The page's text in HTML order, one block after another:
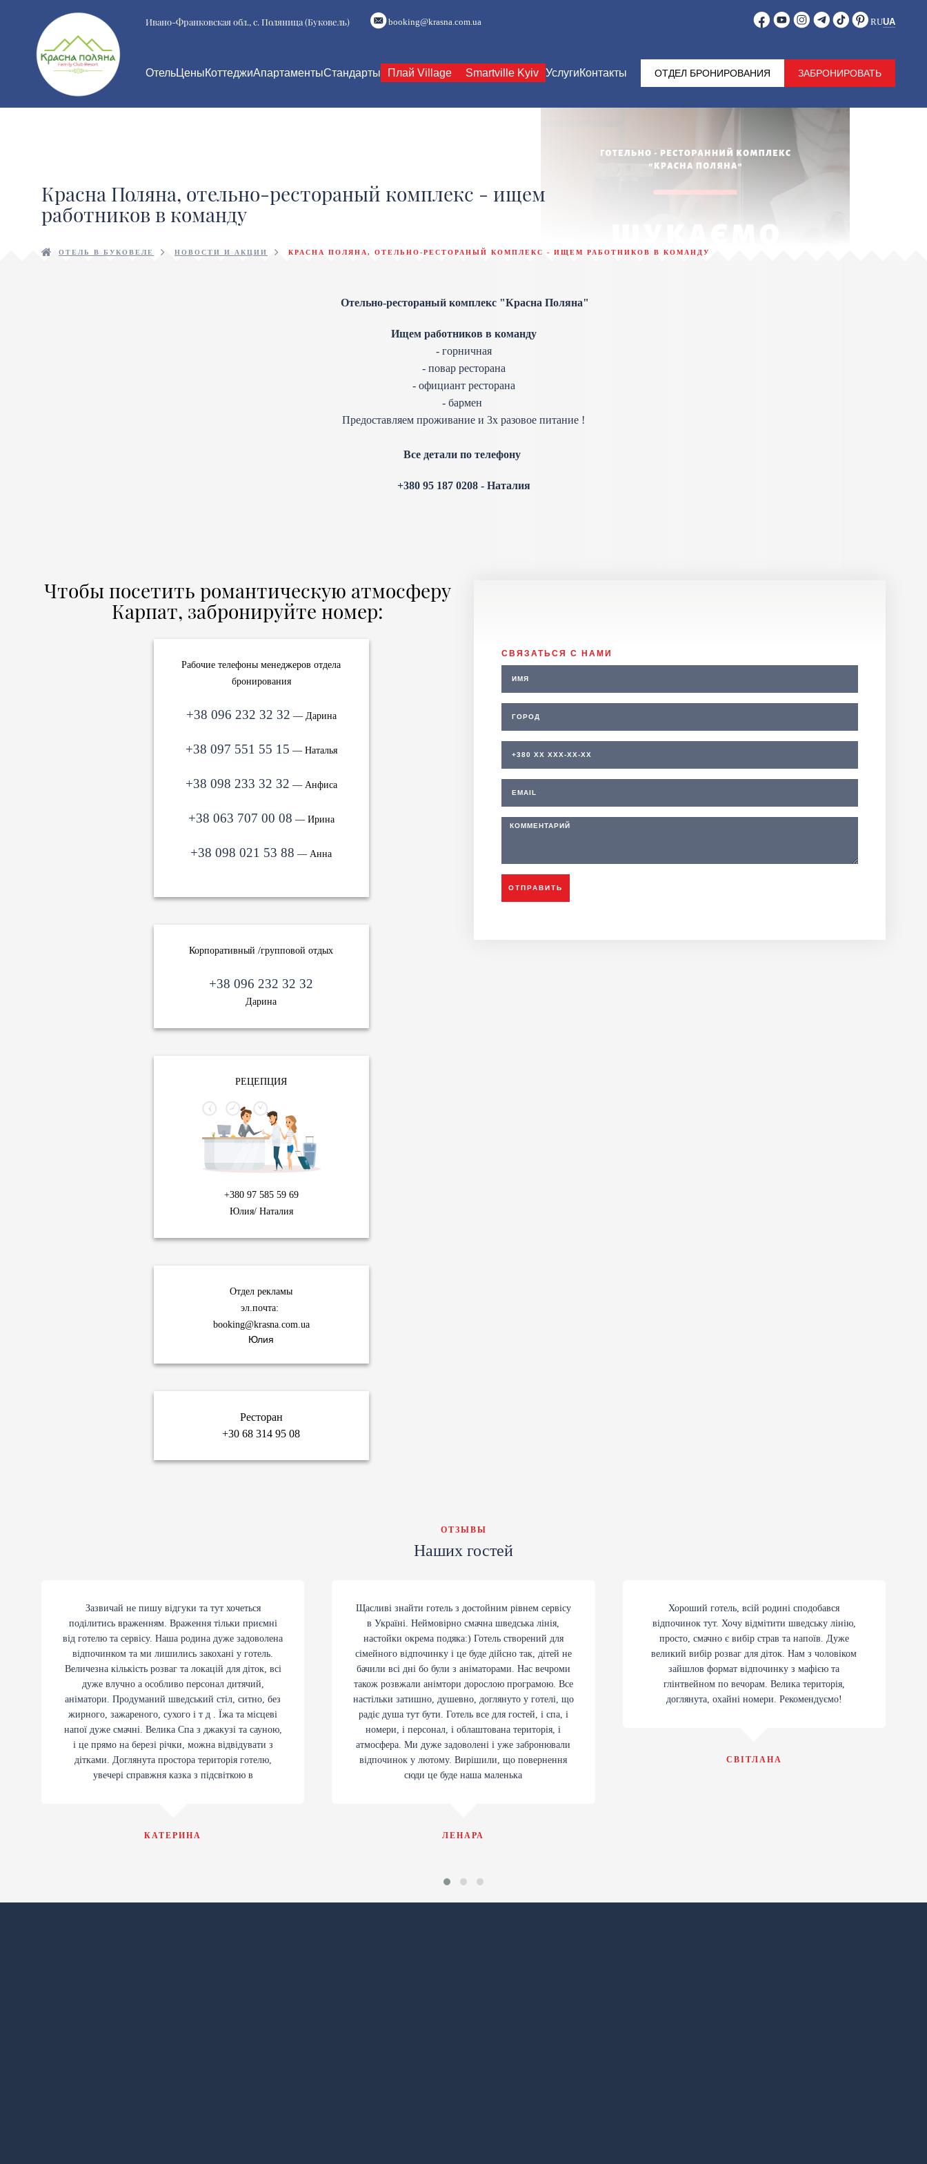
Ивано-Франковская обл., с. Поляница (Буковель) booking@krasna.com.ua RUUA
ОтельЦеныКоттеджиАпартаментыСтандарты Плай Village Smartville Kyiv УслугиКонтакты ОТДЕЛ БРОНИРОВАНИЯ ЗАБРОНИРОВАТЬ
Красна Поляна, отельно-рестораный комплекс - ищем
работников в команду
ОТЕЛЬ В БУКОВЕЛЕ НОВОСТИ И АКЦИИ КРАСНА ПОЛЯНА, ОТЕЛЬНО-РЕСТОРАНЫЙ КОМПЛЕКС - ИЩЕМ РАБОТНИКОВ В КОМАНДУ
Отельно-рестораный комплекс "Красна Поляна"
Ищем работников в команду
- горничная
- повар ресторана
- официант ресторана
- бармен
Предоставляем проживание и 3х разовое питание !
Все детали по телефону
+380 95 187 0208- Наталия
Чтобы посетить романтическую атмосферу
Карпат, забронируйте номер:
Рабочие телефоны менеджеров отдела
бронирования
+38 096 232 32 32 — Дарина
+38 097 551 55 15 — Наталья
+38 098 233 32 32 — Анфиса
+38 063 707 00 08 — Ирина
+38 098 021 53 88 — Анна
Корпоративный /групповой отдых
+38 096 232 32 32
Дарина
РЕЦЕПЦИЯ
+380 97 585 59 69
Юлия/ Наталия
Отдел рекламы
эл.почта:
booking@krasna.com.ua
Юлия
Ресторан
+30 68 314 95 08
СВЯЗАТЬСЯ С НАМИ
ОТПРАВИТЬ
ОТЗЫВЫ
Наших гостей
Зазвичай не пишу відгуки та тут хочеться
поділитись враженням. Враження тільки приємні
від готелю та сервісу. Наша родина дуже задоволена
відпочинком та ми лишились закохані у готель.
Величезна кількість розваг та локацій для діток, всі
дуже влучно а особливо персонал дитячий,
аніматори. Продуманий шведський стіл, ситно, без
жирного, зажареного, сухого і т д . Їжа та місцеві
напої дуже смачні. Велика Спа з джакузі та сауною,
і це прямо на березі річки, можна відвідувати з
дітками. Доглянута простора територія готелю,
увечері справжня казка з підсвіткою в
КАТЕРИНА
Щасливі знайти готель з достойним рівнем сервісу
в Україні. Неймовірно смачна шведська лінія,
настойки окрема подяка:) Готель створений для
сімейного відпочинку і це буде дійсно так, дітей не
бачили всі дні бо були з аніматорами. Нас вечроми
також розвжали анімтори дорослою програмою. Все
настільки затишно, душевно, доглянуто у готелі, що
радіє душа тут бути. Готель все для гостей, і спа, і
номери, і персонал, і облаштована територія, і
атмосфера. Ми дуже задоволені і уже забронювали
відпочинок у лютому. Вирішили, що повернення
сюди це буде наша маленька
ЛЕНАРА
Хороший готель, всій родині сподобався
відпочинок тут. Хочу відмітити шведську лінію,
просто, смачно є вибір страв та напоїв. Дуже
великий вибір розваг для діток. Нам з чоловіком
зайшлов формат відпочинку з мафією та
глінтвейном по вечорам. Велика територія,
доглянута, охайні номери. Рекомендуємо!
СВІТЛАНА